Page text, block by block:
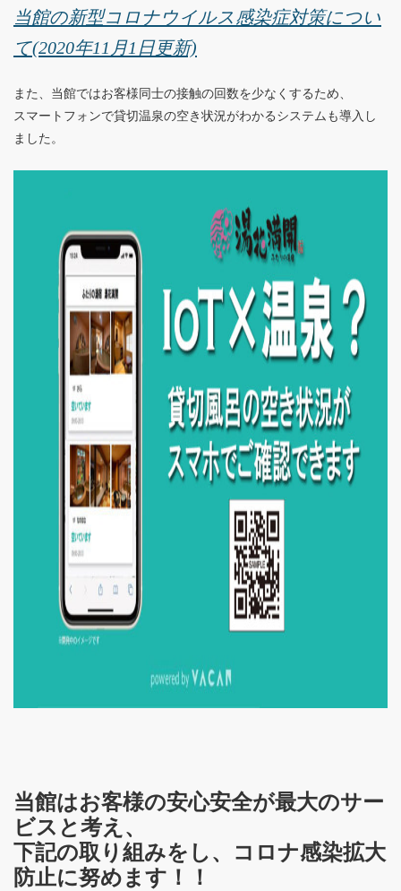
当館の新型コロナウイルス感染症対策につい
て(2020年11月1日更新)
また、当館ではお客様同士の接触の回数を少なくするため、
スマートフォンで貸切温泉の空き状況がわかるシステムも導入し
ました。
当館はお客様の安心安全が最大のサー
ビスと考え、
下記の取り組みをし、コロナ感染拡大
防止に努めます！！